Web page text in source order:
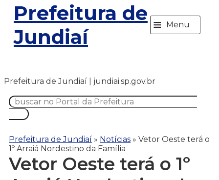
Prefeitura de
Jundiaí
≡ Menu
Prefeitura de Jundiaí | jundiai.sp.gov.br
Prefeitura de Jundiaí » Notícias » Vetor Oeste terá o
1º Arraiá Nordestino da Família
Vetor Oeste terá o 1º